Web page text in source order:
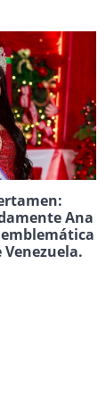
Ana
Venezuela.